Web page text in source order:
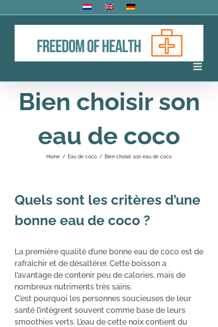
to
Bien choisir son
eau de coco
Home / Eau de coco / Bien choisir son eau de coco
Quels sont les critères d’une
bonne eau de coco ?
La première qualité d’une bonne eau de coco est de
rafraîchir et de désaltérer. Cette boisson a
l’avantage de contenir peu de calories, mais de
nombreux nutriments très sains.
C’est pourquoi les personnes soucieuses de leur
santé l’intègrent souvent comme base de leurs
smoothies verts. L’eau de cette noix contient du